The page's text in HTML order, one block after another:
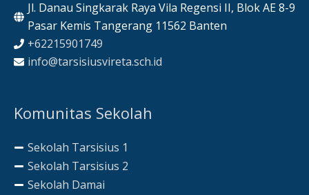
Jl. Danau Singkarak Raya Vila Regensi II, Blok AE 8-9
Pasar Kemis Tangerang 11562 Banten
+62215901749
info@tarsisiusvireta.sch.id
Komunitas Sekolah
Sekolah Tarsisius 1
Sekolah Tarsisius 2
Sekolah Damai